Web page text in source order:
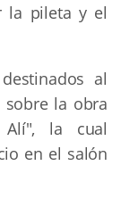
la pileta y el
al
la obra
la cual
en el salón